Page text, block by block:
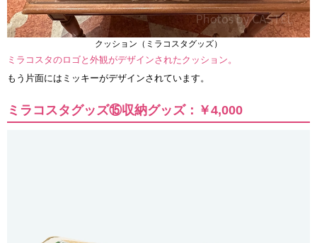
クッション（ミラコスタグッズ）
ミラコスタのロゴと外観がデザインされたクッション。
もう片面にはミッキーがデザインされています。
ミラコスタグッズ⑮収納グッズ：￥4,000